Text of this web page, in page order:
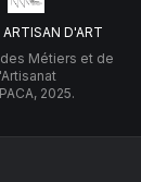
D'ART
Métiers et de
2025.